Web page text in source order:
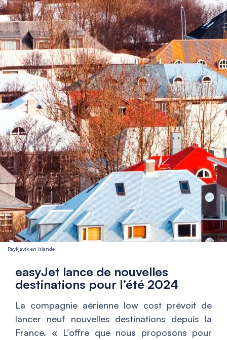
Reykjavík en Islande
easyJet lance de nouvelles
destinations pour l’été 2024
La compagnie aérienne low cost prévoit de
lancer neuf nouvelles destinations depuis la
France. « L’offre que nous proposons pour